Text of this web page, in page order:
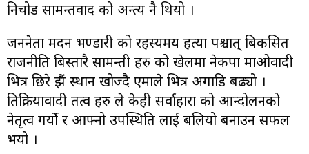
निचोड सामन्तवाद को अन्त्य नै थियो ।
जननेता मदन भण्डारी को रहस्यमय हत्या पश्चात् बिकसित
राजनीति बिस्तारै सामन्ती हरु को खेलमा नेकपा माओवादी
भित्र छिरे झैं स्थान खोज्दै एमाले भित्र अगाडि बढ्यो ।
प्रतिक्रियावादी तत्व हरु ले केही सर्वाहारा को आन्दोलनको
नेतृत्व गर्यो र आफ्नो उपस्थिति लाई बलियो बनाउन सफल
भयो ।